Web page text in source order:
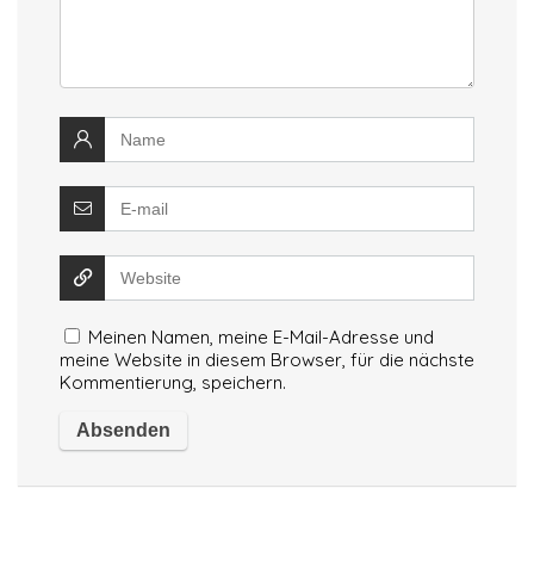
Meinen Namen, meine E-Mail-Adresse und
meine Website in diesem Browser, für die nächste
Kommentierung, speichern.